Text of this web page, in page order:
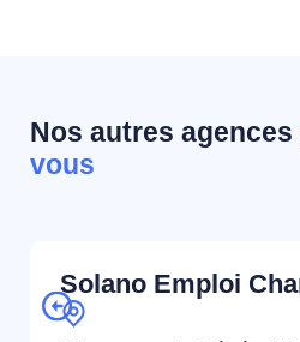
Nos autres agences
vous
Solano Emploi